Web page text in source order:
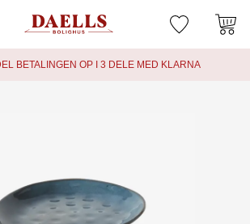
BETALINGEN OP I 3 DELE MED KLARNA